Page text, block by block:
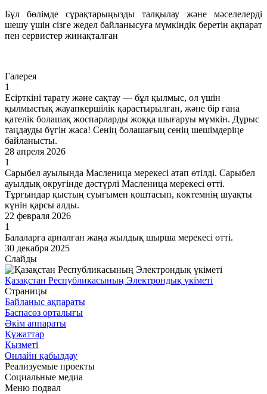
Бұл бөлімде сұрақтарыңызды талқылау және мәселелерді
шешу үшін сізге жедел байланысуға мүмкіндік беретін ақпарат
пен сервистер жинақталған
Галерея
1
Есірткіні тарату және сақтау — бұл қылмыс, ол үшін
қылмыстық жауапкершілік қарастырылған, және бір ғана
қателік болашақ жоспарларды жоққа шығаруы мүмкін. Дұрыс
таңдауды бүгін жаса! Сенің болашағың сенің шешімдеріңе
байланысты.
28 апреля 2026
1
Сарыбел ауылында Масленица мерекесі атап өтілді. Сарыбел
ауылдық округінде дәстүрлі Масленица мерекесі өтті.
Тұрғындар қыстың суығымен қоштасып, көктемнің шуақты
күнін қарсы алды.
22 февраля 2026
1
Балаларға арналған жаңа жылдық шырша мерекесі өтті.
30 декабря 2025
Слайды
Қазақстан Республикасының Электрондық үкіметі
Страницы
Байланыс ақпараты
Баспасөз орталығы
Әкім аппараты
Құжаттар
Қызметі
Онлайн қабылдау
Реализуемые проекты
Социальные медиа
Меню подвал